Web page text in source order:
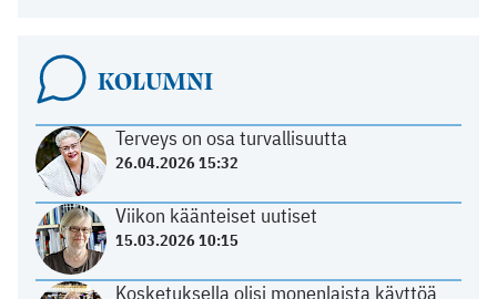
KOLUMNI
Terveys on osa turvallisuutta
26.04.2026 15:32
Viikon käänteiset uutiset
15.03.2026 10:15
Kosketuksella olisi monenlaista käyttöä